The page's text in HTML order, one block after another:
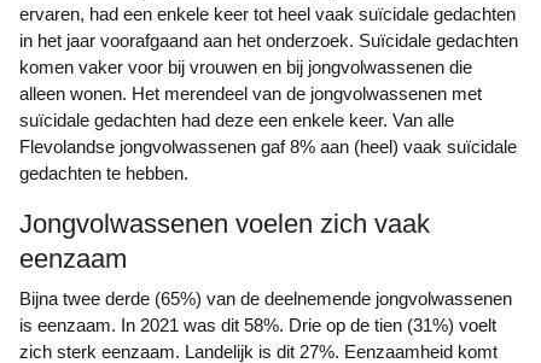
ervaren, had een enkele keer tot heel vaak suïcidale gedachten
in het jaar voorafgaand aan het onderzoek. Suïcidale gedachten
komen vaker voor bij vrouwen en bij jongvolwassenen die
alleen wonen. Het merendeel van de jongvolwassenen met
suïcidale gedachten had deze een enkele keer. Van alle
Flevolandse jongvolwassenen gaf 8% aan (heel) vaak suïcidale
gedachten te hebben.
Jongvolwassenen voelen zich vaak
eenzaam
Bijna twee derde (65%) van de deelnemende jongvolwassenen
is eenzaam. In 2021 was dit 58%. Drie op de tien (31%) voelt
zich sterk eenzaam. Landelijk is dit 27%. Eenzaamheid komt